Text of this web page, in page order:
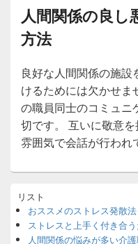
人間関係の良し
方法
良好な人間関係の施
けるためには欠かせま
の職員同士のコミュニ
切です。 互いに敬意
雰囲気で会話が行われ
ン
サ
イ
リスト
おススメのストレス発散法
ストレスと上手く付き合
人間関係の悩みが多い介